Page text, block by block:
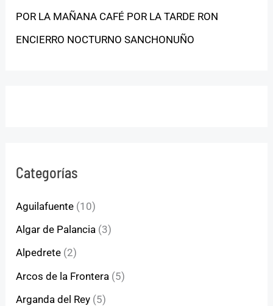
POR LA MAÑANA CAFÉ POR LA TARDE RON
ENCIERRO NOCTURNO SANCHONUÑO
Categorías
Aguilafuente (10)
Algar de Palancia (3)
Alpedrete (2)
Arcos de la Frontera (5)
Arganda del Rey (5)